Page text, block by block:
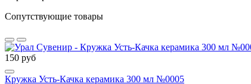
Сопутствующие товары
150 руб
Кружка Усть-Качка керамика 300 мл №0005